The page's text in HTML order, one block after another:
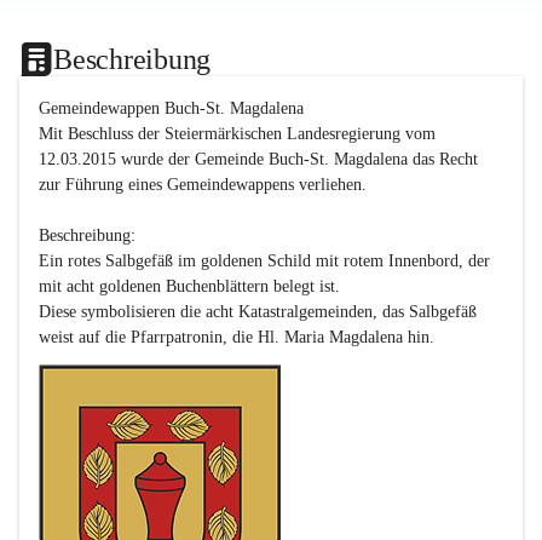
Beschreibung
Gemeindewappen Buch-St. Magdalena
Mit Beschluss der Steiermärkischen Landesregierung vom
12.03.2015 wurde der Gemeinde Buch-St. Magdalena das Recht
zur Führung eines Gemeindewappens verliehen.
Beschreibung:
Ein rotes Salbgefäß im goldenen Schild mit rotem Innenbord, der
mit acht goldenen Buchenblättern belegt ist.
Diese symbolisieren die acht Katastralgemeinden, das Salbgefäß